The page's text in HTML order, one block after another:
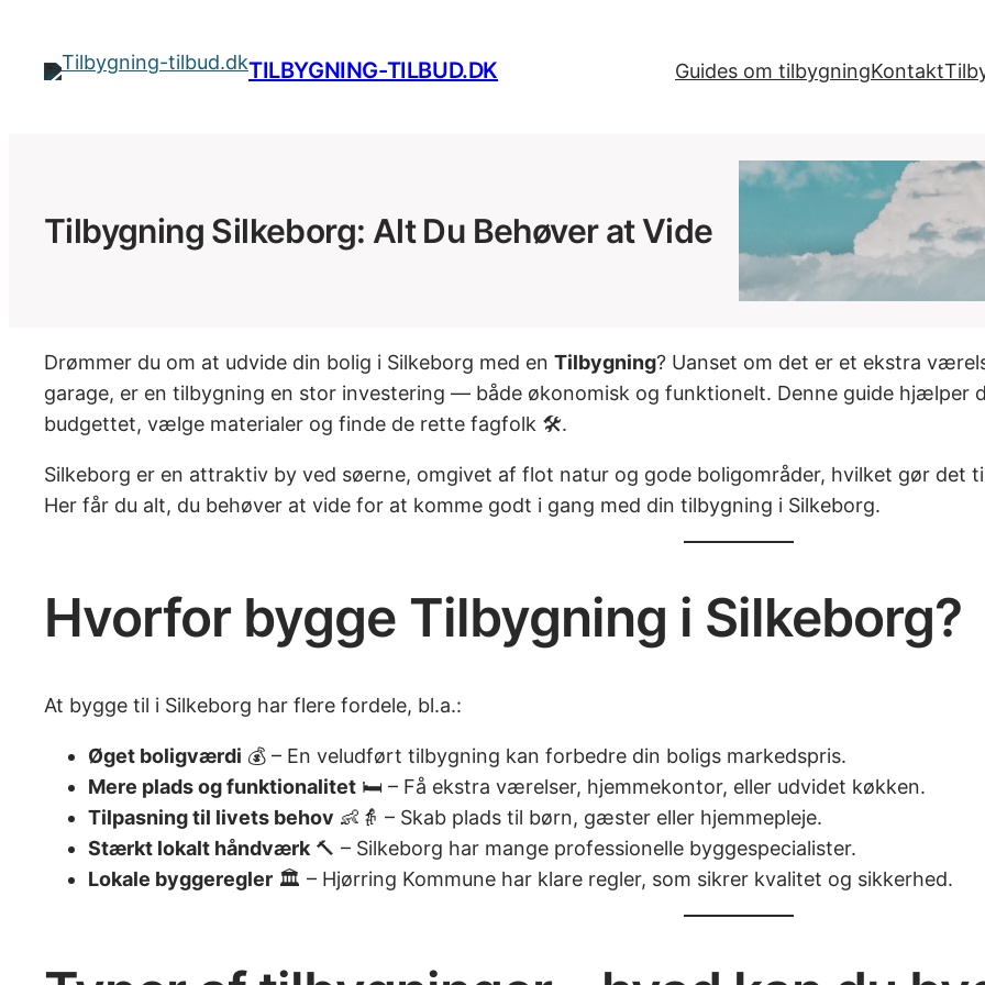
indhold
TILBYGNING-TILBUD.DK Guides om tilbygningKontakt
Tilbygning Silkeborg: Alt Du Behøver at Vide
Drømmer du om at udvide din bolig i Silkeborg med en Tilbygning? Uanset om det er et ekstra
garage, er en tilbygning en stor investering — både økonomisk og funktionelt. Denne guide hjælper
budgettet, vælge materialer og finde de rette fagfolk 🛠️.
Silkeborg er en attraktiv by ved søerne, omgivet af flot natur og gode boligområder, hvilket gør det
Her får du alt, du behøver at vide for at komme godt i gang med din tilbygning i Silkeborg.
Hvorfor bygge Tilbygning i Silkeborg?
At bygge til i Silkeborg har flere fordele, bl.a.:
Øget boligværdi 💰 – En veludført tilbygning kan forbedre din boligs markedspris.
Mere plads og funktionalitet 🛏️ – Få ekstra værelser, hjemmekontor, eller udvidet køkken.
Tilpasning til livets behov 👶👵 – Skab plads til børn, gæster eller hjemmepleje.
Stærkt lokalt håndværk🔨 – Silkeborg har mange professionelle byggespecialister.
Lokale byggeregler 🏛️ – Hjørring Kommune har klare regler, som sikrer kvalitet og sikkerhed.